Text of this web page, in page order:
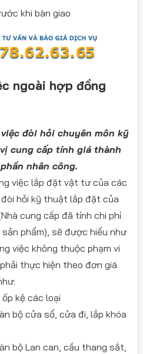
khi bàn giao
ngoài hợp đồng
đòi hỏi chuyên môn kỹ
cung cấp tính giá thành
nhân công.
việc lắp đặt vật tư của các
hỏi kỹ thuật lắp đặt của
cung cấp đã tính chi phí
phẩm), sẽ được hiểu như
việc không thuộc phạm vi
thực hiện theo đơn giá
kệ các loại
bộ cửa sổ, cửa đi, lắp khóa
bộ Lan can, cầu thang sắt,